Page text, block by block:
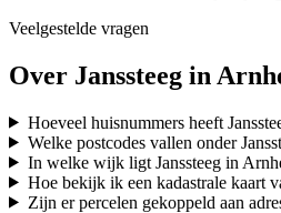
Veelgestelde vragen
Over Janssteeg in
Hoeveel huisnummers heeft
Welke postcodes vallen onder
In welke wijk ligt Janssteeg in
Hoe bekijk ik een kadastrale kaart
Zijn er percelen gekoppeld aan